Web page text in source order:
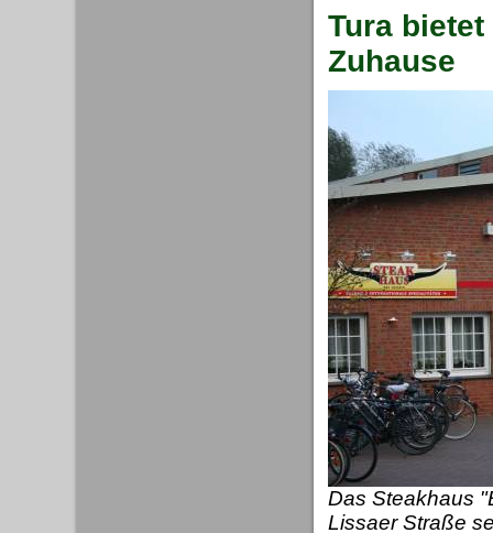
Tura
Zuhause
Das Steakhaus
Lissaer Straße